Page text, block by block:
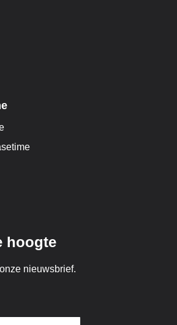
hoogte
nieuwsbrief.